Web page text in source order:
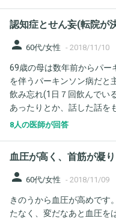
っています。 こういう状態
願いするのは不可能なので
の介護施設と医療施設の線
認知症とせん妄(転院が
person 60代/女性 - 2018/11/10
69歳の母は数年前からパー
を伴うパーキンソン病だと主治医
飲み忘れ(1日７回飲んでい
あったりとか、話した話を
か、性格が多少子供っぽく
ックさえ家族がやれば生活
もまだ認知症の治療をする段
はせん妄(暴言あり)を起こ
よそいつもの母に戻ってい
8人の医師が回答
血圧が高く、首筋が凝り
person 60代/女性 - 2018/11/09
きのうから血圧が高めです
たなく、変だなあと血圧をはかっ